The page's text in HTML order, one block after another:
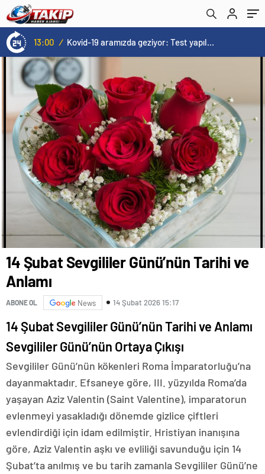
13:00 / Kovid-19 aramızda geziyor: Test yapılmadığı için kimse farkında değil
14 Şubat Sevgililer Günü’nün Tarihi ve
Anlamı
ABONE OL News 14 Şubat 2026 15:17
14 Şubat Sevgililer Günü’nün Tarihi ve Anlamı
Sevgililer Günü’nün Ortaya Çıkışı
Sevgililer Günü’nün kökenleri Roma İmparatorluğu’na
dayanmaktadır. Efsaneye göre, III. yüzyılda Roma’da
yaşayan Aziz Valentin (Saint Valentine), imparatorun
evlenmeyi yasakladığı dönemde gizlice çiftleri
evlendirdiği için idam edilmiştir. Hristiyan inanışına
göre, Aziz Valentin aşkı ve evliliği savunduğu için 14
Şubat’ta anılmış ve bu tarih zamanla Sevgililer Günü’ne